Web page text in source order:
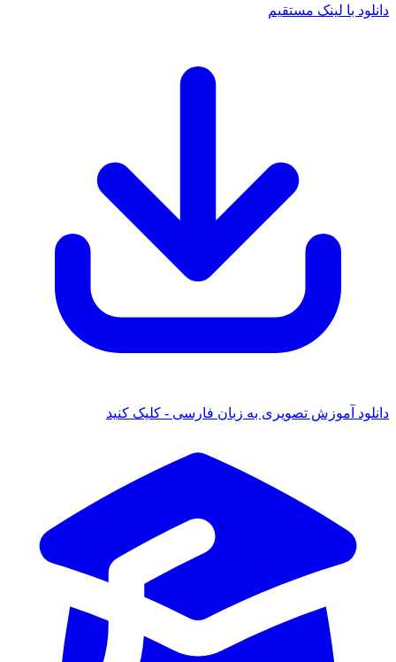
دانلود با لینک مستقیم
دانلود آموزش تصویری به زبان فارسی - کلیک کنید